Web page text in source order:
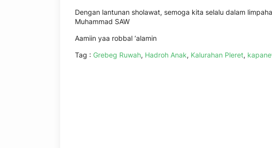
Dengan lantunan sholawat, semoga kita selalu dalam
Muhammad SAW
Aamiin yaa robbal ‘alamin
Tag : Grebeg Ruwah, Hadroh Anak, Kalurahan Pleret,